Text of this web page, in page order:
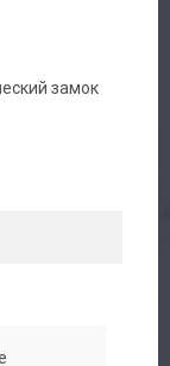
замок